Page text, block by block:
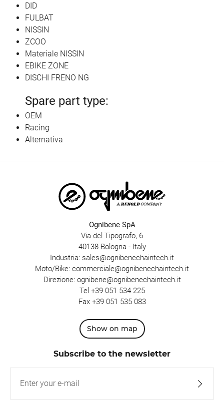
DID
FULBAT
NISSIN
ZCOO
Materiale NISSIN
EBIKE ZONE
DISCHI FRENO NG
Spare part type:
OEM
Racing
Alternativa
Ognibene SpA
Via del Tipografo, 6
40138 Bologna - Italy
Industria: sales@ognibenechaintech.it
Moto/Bike: commerciale@ognibenechaintech.it
Direzione: ognibene@ognibenechaintech.it
Tel +39 051 534 225
Fax +39 051 535 083
Show on map
Subscribe to the newsletter